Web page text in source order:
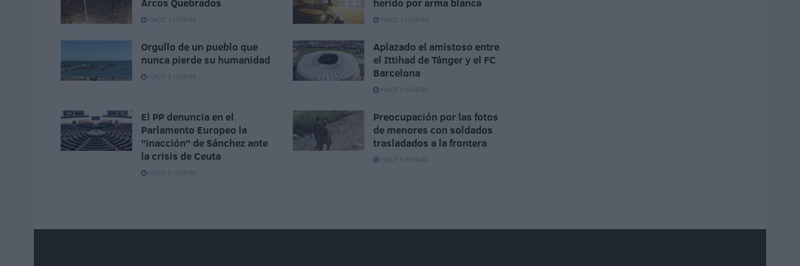
Arcos Quebrados
HACE 4 HORAS
herido por arma blanca
HACE 4 HORAS
Orgullo de un pueblo que
nunca pierde su humanidad
HACE 5 HORAS
Aplazado el amistoso entre
el Ittihad de Tánger y el FC
Barcelona
HACE 5 HORAS
El PP denuncia en el
Parlamento Europeo la
"inacción" de Sánchez ante
la crisis de Ceuta
HACE 6 HORAS
Preocupación por las fotos
de menores con soldados
trasladados a la frontera
HACE 6 HORAS